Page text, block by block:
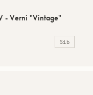
- Verni "Vintage"
Sib